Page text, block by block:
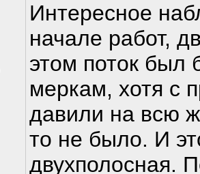
Интересное
начале работ,
этом поток
меркам, хотя с
давили на всю
то не было. И
двухполосная.